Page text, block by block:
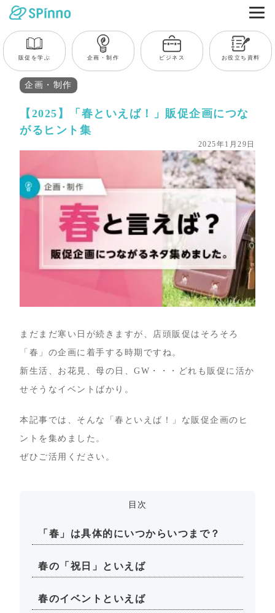
販促を学ぶ 企画・制作 ビジネス お役立ち資料
企画・制作
【2025】「春といえば！」販促企画につな
がるヒント集
2025年1月29日
まだまだ寒い日が続きますが、店頭販促はそろそろ
「春」の企画に着手する時期ですね。
新生活、お花見、母の日、GW・・・どれも販促に活か
せそうなイベントばかり。
本記事では、そんな「春といえば！」な販促企画のヒ
ントを集めました。
ぜひご活用ください。
目次
「春」は具体的にいつからいつまで？
春の「祝日」といえば
春のイベントといえば